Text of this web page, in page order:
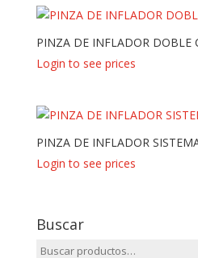
PINZA DE INFLADOR DOBLE
Login to see prices
PINZA DE INFLADOR
Login to see prices
Buscar
Buscar